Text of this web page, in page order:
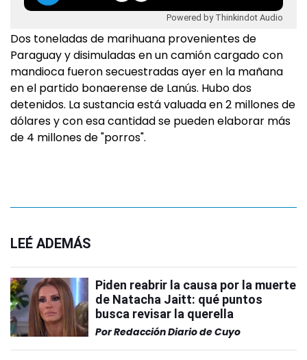
Powered by Thinkindot Audio
Dos toneladas de marihuana provenientes de
Paraguay y disimuladas en un camión cargado con
mandioca fueron secuestradas ayer en la mañana
en el partido bonaerense de Lanús. Hubo dos
detenidos. La sustancia está valuada en 2 millones de
dólares y con esa cantidad se pueden elaborar más
de 4 millones de "porros".
LEÉ ADEMÁS
Piden reabrir la causa por la muerte
de Natacha Jaitt: qué puntos
busca revisar la querella
PorRedacción Diario de Cuyo